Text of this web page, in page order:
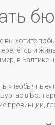
вы хотите
и
в Балтике
«необычные»
в
провинции,